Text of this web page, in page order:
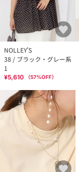
NOLLEY'S
38 / ブラック・グレー系
1
¥5,610 （57%OFF）